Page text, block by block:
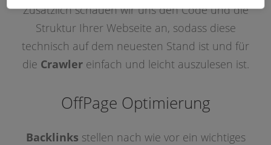
Zusätzlich schauen wir uns den Code und die
Struktur Ihrer Webseite an, sodass diese
technisch auf dem neuesten Stand ist und für
die Crawlereinfach und leicht auszulesen ist.
OffPage Optimierung
Backlinks stellen nach wie vor ein wichtiges